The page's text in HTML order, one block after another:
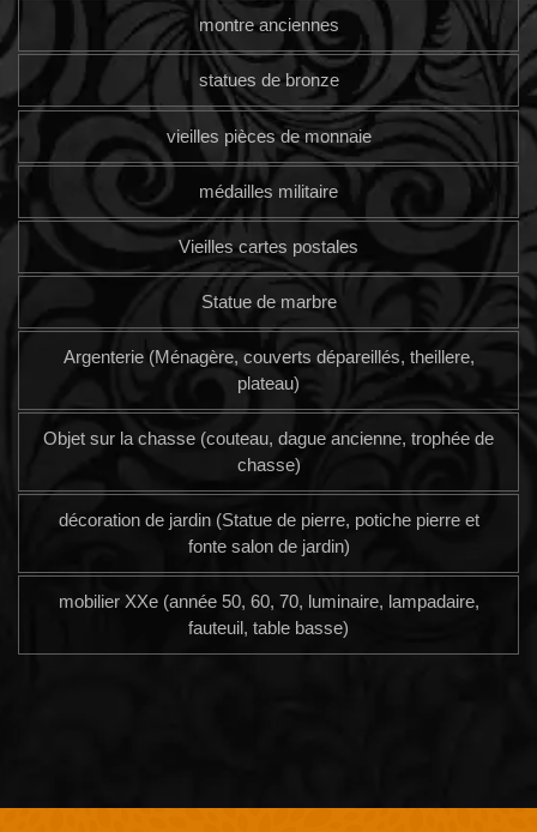
montre anciennes
statues de bronze
vieilles pièces de monnaie
médailles militaire
Vieilles cartes postales
Statue de marbre
Argenterie (Ménagère, couverts dépareillés, theillere,
plateau)
Objet sur la chasse (couteau, dague ancienne, trophée de
chasse)
décoration de jardin (Statue de pierre, potiche pierre et
fonte salon de jardin)
mobilier XXe (année 50, 60, 70, luminaire, lampadaire,
fauteuil, table basse)